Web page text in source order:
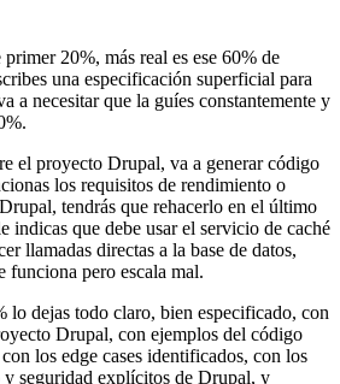
20%, más real es ese 60% de
una especificación superficial para
a necesitar que la guíes constantemente y
el proyecto Drupal, va a generar código
los requisitos de rendimiento o
tendrás que rehacerlo en el último
indicas que debe usar el servicio de caché
llamadas directas a la base de datos,
funciona pero escala mal.
lo dejas todo claro, bien especificado, con
Drupal, con ejemplos del código
los edge cases identificados, con los
seguridad explícitos de Drupal, y